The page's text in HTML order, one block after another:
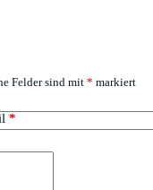
Felder sind mit * markiert
*